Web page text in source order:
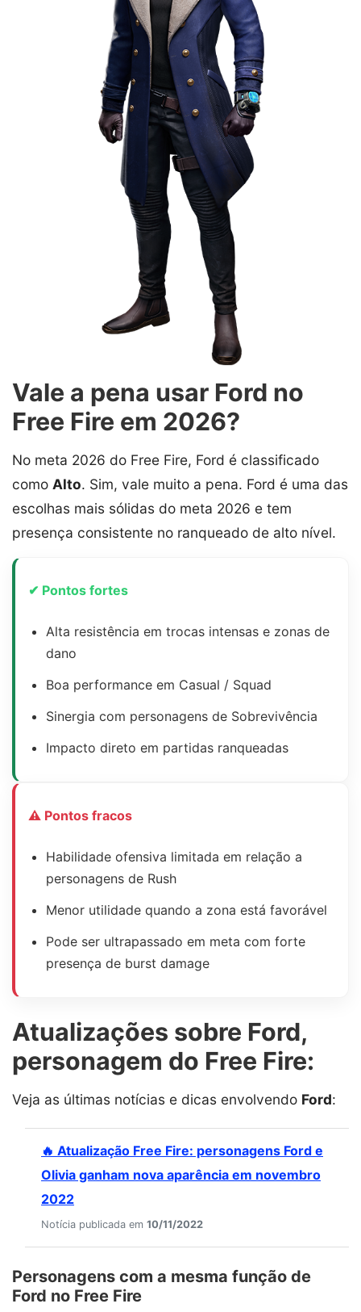
Vale a pena usar Ford no
Free Fire em 2026?
No meta 2026 do Free Fire, Ford é classificado
como Alto. Sim, vale muito a pena. Ford é uma das
escolhas mais sólidas do meta 2026 e tem
presença consistente no ranqueado de alto nível.
✔ Pontos fortes
Alta resistência em trocas intensas e zonas de
dano
Boa performance em Casual / Squad
Sinergia com personagens de Sobrevivência
Impacto direto em partidas ranqueadas
⚠ Pontos fracos
Habilidade ofensiva limitada em relação a
personagens de Rush
Menor utilidade quando a zona está favorável
Pode ser ultrapassado em meta com forte
presença de burst damage
Atualizações sobre Ford,
personagem do Free Fire:
Veja as últimas notícias e dicas envolvendo Ford:
🔥 Atualização Free Fire: personagens Ford e
Olivia ganham nova aparência em novembro
2022
Notícia publicada em 10/11/2022
Personagens com a mesma função de
Ford no Free Fire